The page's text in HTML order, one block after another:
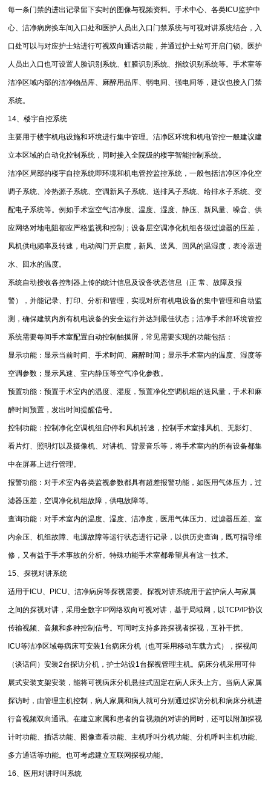
每一条门禁的进出记录留下实时的图像与视频资料。手术中心、各类ICU监护中
心、洁净病房换车间入口处和医护人员出入口门禁系统与可视对讲系统结合，入
口处可以与对应护士站进行可视双向通话功能，并通过护士站可开启门锁。医护
人员出入口也可设置人脸识别系统、虹膜识别系统、指纹识别系统等。手术室等
洁净区域内部的洁净物品库、麻醉用品库、弱电间、强电间等，建议也接入门禁
系统。
14、楼宇自控系统
主要用于楼宇机电设施和环境进行集中管理。洁净区环境和机电管控一般建议建
立本区域的自动化控制系统，同时接入全院级的楼宇智能控制系统。
洁净区局部的楼宇自控系统即环境和机电管控监控系统，一般包括洁净区净化空
调子系统、冷热源子系统、空调新风子系统、送排风子系统、给排水子系统、变
配电子系统等。例如手术室空气洁净度、温度、湿度、静压、新风量、噪音、供
应网络对地电阻都应严格监视和控制；设备层空调净化机组各级过滤器的压差，
风机供电频率及转速，电动阀门开启度，新风、送风、回风的温湿度，表冷器进
水、回水的温度。
系统自动接收各控制器上传的统计信息及设备状态信息（正 常、故障及报
警），并能记录、打印、分析和管理，实现对所有机电设备的集中管理和自动监
测，确保建筑内所有机电设备的安全运行并达到最佳状态；洁净手术部环境管控
系统需要每间手术室配置自动控制触摸屏，常见需要实现的功能包括：
显示功能：显示当前时间、手术时间、麻醉时间；显示手术室内的温度、湿度等
空调参数；显示风速、室内静压等空气净化参数。
预置功能：预置手术室内的温度、湿度，预置净化空调机组的送风量，手术和麻
醉时间预置，发出时间提醒信号。
控制功能：控制净化空调机组启\停和风机转速，控制手术室排风机、无影灯、
看片灯、照明灯以及摄像机、对讲机、背景音乐等，将手术室内的所有设备都集
中在屏幕上进行管理。
报警功能：对手术室内各类监视参数都具有超差报警功能，如医用气体压力，过
滤器压差，空调净化机组故障，供电故障等。
查询功能：对手术室内的温度、湿度、洁净度，医用气体压力、过滤器压差、室
内余压、机组故障、电源故障等运行状态进行记录，以供历史查询，既可指导维
修，又有益于手术事故的分析。特殊功能手术室都希望具有这一技术。
15、探视对讲系统
适用于ICU、PICU、洁净病房等探视需要。探视对讲系统用于监护病人与家属
之间的探视对讲，采用全数字IP网络双向可视对讲，基于局域网，以TCP/IP协议
传输视频、音频和多种控制信号。可同时支持多路探视者探视，互补干扰。
ICU等洁净区域每病床可安装1台病床分机（也可采用移动车载方式），探视间
（谈话间）安装2台探访分机，护士站设1台探视管理主机。病床分机采用可伸
展式安装支架安装，能将可视病床分机悬挂式固定在病人床头上方。当病人家属
探访时，由管理主机控制，病人家属和病人就可分别通过探访分机和病床分机进
行音视频双向通讯。在建立家属和患者的音视频的对讲的同时，还可以附加探视
计时功能、插话功能、图像查看功能、主机呼叫分机功能、分机呼叫主机功能、
多方通话等功能。也可考虑建立互联网探视功能。
16、医用对讲呼叫系统